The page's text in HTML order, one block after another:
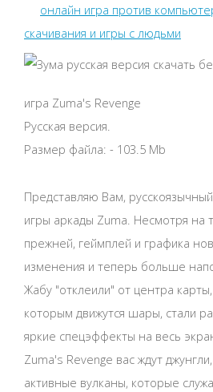
онлайн игра против
скачивания и игры с людьми
игра Zuma's Revenge
Русская версия.
Размер файла: - 103.5 Mb
Представляю Вам,
игры аркады Zuma. Несмотря на
прежней, геймплей и графика
изменения и теперь больше
Жабу "отклеили" от центра
которым движутся шары, стали
яркие спецэффекты на весь
Zuma's Revenge вас ждут
активные вулканы, которые